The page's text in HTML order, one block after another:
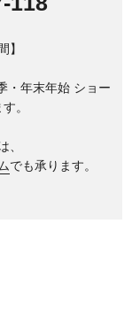
】
・年末年始 ショー
。
、
でも承ります。